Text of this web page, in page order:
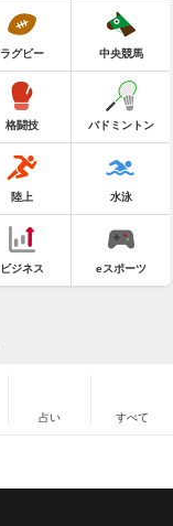
ラグビー 中央競馬
格闘技 バドミントン
陸上 水泳
ビジネス eスポーツ
占い すべて